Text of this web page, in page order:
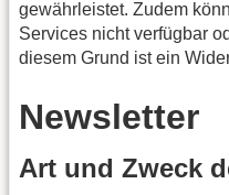
gewährleistet. Zudem
Services nicht verfügbar
diesem Grund ist ein
Newsletter
Art und Zweck